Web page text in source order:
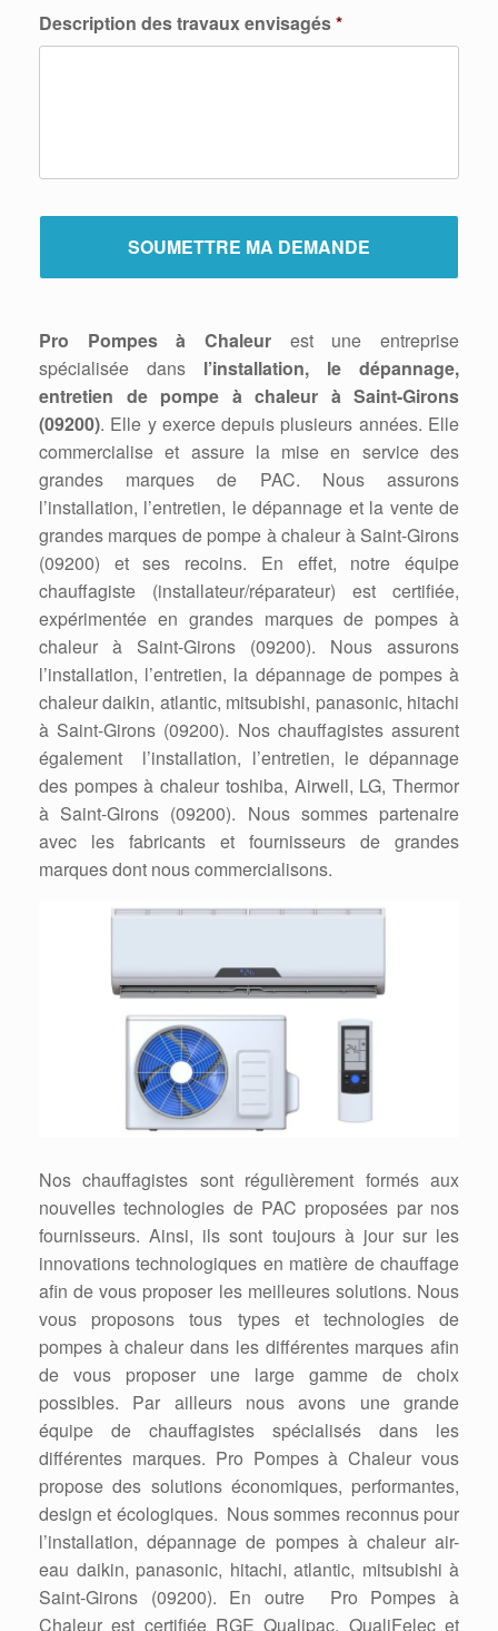
Description des travaux envisagés*
Pro Pompes à Chaleur est une entreprise
spécialisée dans l’installation, le dépannage,
entretien de pompe à chaleur à Saint-Girons
(09200). Elle y exerce depuis plusieurs années. Elle
commercialise et assure la mise en service des
grandes marques de PAC. Nous assurons
l’installation, l’entretien, le dépannage et la vente de
grandes marques de pompe à chaleur à Saint-Girons
(09200) et ses recoins. En effet, notre équipe
chauffagiste (installateur/réparateur) est certifiée,
expérimentée en grandes marques de pompes à
chaleur à Saint-Girons (09200). Nous assurons
l’installation, l’entretien, la dépannage de pompes à
chaleur daikin, atlantic, mitsubishi, panasonic, hitachi
à Saint-Girons (09200). Nos chauffagistes assurent
également l’installation, l’entretien, le dépannage
des pompes à chaleur toshiba, Airwell, LG, Thermor
à Saint-Girons (09200). Nous sommes partenaire
avec les fabricants et fournisseurs de grandes
marques dont nous commercialisons.
Nos chauffagistes sont régulièrement formés aux
nouvelles technologies de PAC proposées par nos
fournisseurs. Ainsi, ils sont toujours à jour sur les
innovations technologiques en matière de chauffage
afin de vous proposer les meilleures solutions. Nous
vous proposons tous types et technologies de
pompes à chaleur dans les différentes marques afin
de vous proposer une large gamme de choix
possibles. Par ailleurs nous avons une grande
équipe de chauffagistes spécialisés dans les
différentes marques. Pro Pompes à Chaleur vous
propose des solutions économiques, performantes,
design et écologiques. Nous sommes reconnus pour
l’installation, dépannage de pompes à chaleur air-
eau daikin, panasonic, hitachi, atlantic, mitsubishi à
Saint-Girons (09200). En outre Pro Pompes à
Chaleur est certifiée RGE Qualipac, QualiFelec et